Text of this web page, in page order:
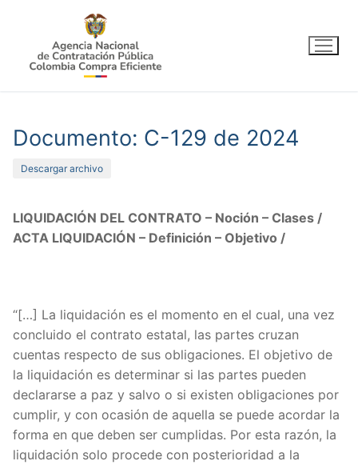
contenido
Documento: C-129 de 2024
Descargar archivo
LIQUIDACIÓN DEL CONTRATO – Noción – Clases /
ACTA LIQUIDACIÓN – Definición – Objetivo /
“[…] La liquidación es el momento en el cual, una vez
concluido el contrato estatal, las partes cruzan
cuentas respecto de sus obligaciones. El objetivo de
la liquidación es determinar si las partes pueden
declararse a paz y salvo o si existen obligaciones por
cumplir, y con ocasión de aquella se puede acordar la
forma en que deben ser cumplidas. Por esta razón, la
liquidación solo procede con posterioridad a la